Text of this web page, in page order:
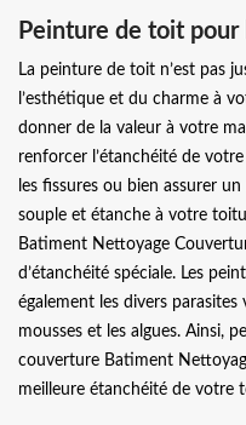
Peinture de toit
La peinture de toit n’est pas
l’esthétique et du charme à
donner de la valeur à votre
renforcer l’étanchéité de
les fissures ou bien assurer
souple et étanche à votre
Batiment Nettoyage
d’étanchéité spéciale. Les
également les divers
mousses et les algues. Ainsi,
couverture Batiment
meilleure étanchéité de votre